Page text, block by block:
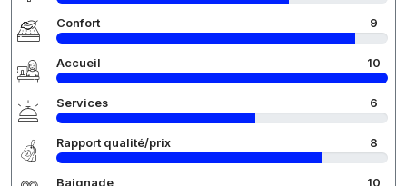
Confort 9
Accueil 10
Services 6
Rapport qualité/prix 8
Baignade 10